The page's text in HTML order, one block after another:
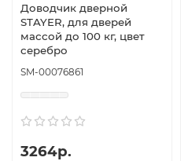
Доводчик дверной
STAYER, для дверей
массой до 100 кг, цвет
серебро
SM-00076861
3264р.